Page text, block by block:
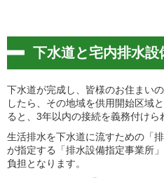
下水道と宅内排水設
下水道が完成し、皆様のお住まい
したら、その地域を供用開始区域
ると、3年以内の接続を義務付けら
生活排水を下水道に流すための「
が指定する「排水設備指定事業所
負担となります。